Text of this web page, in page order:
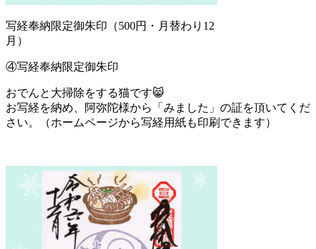
写経奉納限定御朱印（500円・月替わり12
月）
④写経奉納限定御朱印
おでんと大掃除をする猫です😸
お写経を納め、阿弥陀様から「みました」の証を頂いてくだ
さい。（ホームページから写経用紙も印刷できます）